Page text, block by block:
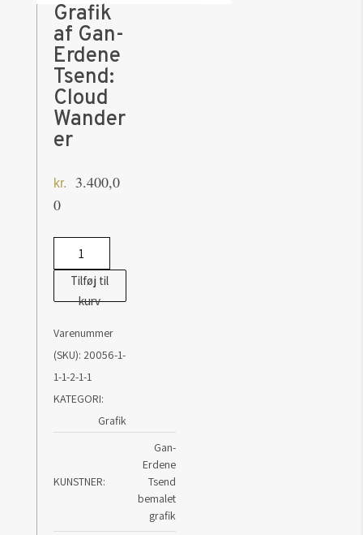
Grafik
af Gan-
Erdene
Tsend:
Cloud
Wander
er
kr.
3.400,0
0
Grafik
af
Tsend:
Cloud
Wanderer
antal
Tilføj til
kurv
Varenummer
(SKU): 20056-1-
1-1-2-1-1
KATEGORI:
Grafik
KUNSTNER
Gan-
Erdene
Tsend
bemalet
grafik